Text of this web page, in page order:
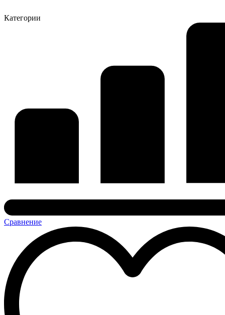
Категории
Сравнение